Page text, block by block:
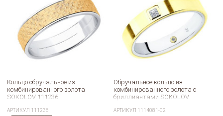
Кольцо обручальное из
комбинированного золота
SOKOLOV 111236
АРТИКУЛ 111236
Обручальное кольцо из
комбинированного золота с
бриллиантами SOKOLOV
АРТИКУЛ 1114081-02